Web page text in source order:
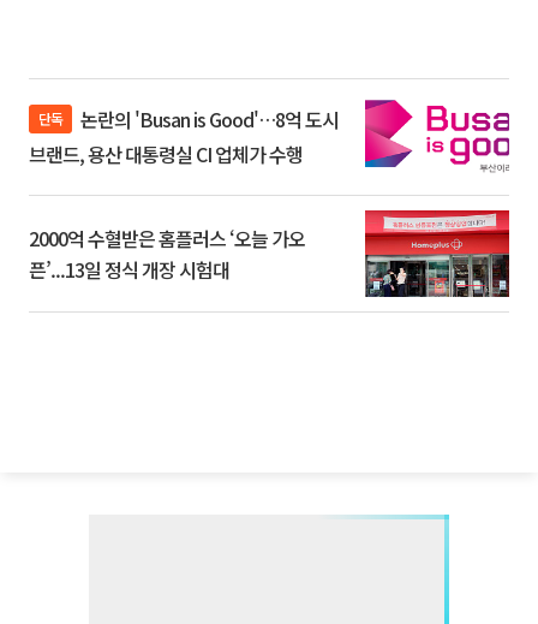
단독
브랜드, 용산 대통령실 CI 업체가 수행
2000억 수혈받은 홈플러스 ‘오늘 가오
픈’...13일 정식 개장 시험대